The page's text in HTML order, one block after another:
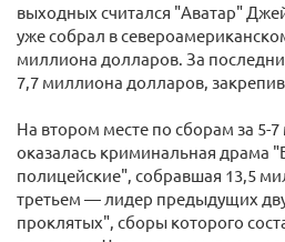
выходных считался "Аватар"
уже собрал в
миллиона долларов. За
7,7 миллиона долларов,
На втором месте по сборам за 5-7
оказалась криминальная драма
полицейские", собравшая 13,5
третьем — лидер предыдущих
проклятых", сборы которого